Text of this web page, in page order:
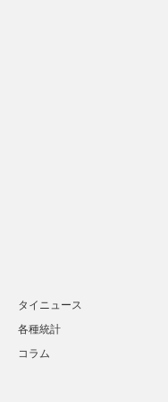
タイニュース
各種統計
コラム